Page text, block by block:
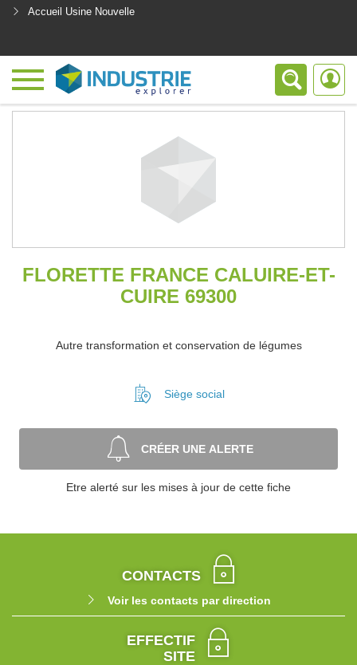
Accueil Usine Nouvelle
FLORETTE FRANCE CALUIRE-ET-
CUIRE 69300
Autre transformation et conservation de légumes
Siège social
CRÉER UNE ALERTE
Etre alerté sur les mises à jour de cette fiche
CONTACTS
Voir les contacts par direction
EFFECTIF
SITE